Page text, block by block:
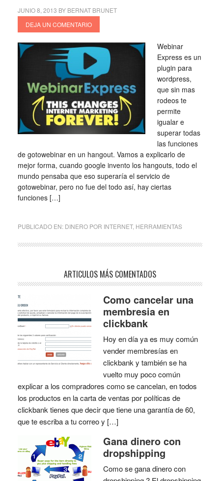
JUNIO 8, 2013 BY BERNAT BRUNET
DEJA UN COMENTARIO
Webinar
Express es un
plugin para
wordpress,
que sin mas
rodeos te
permite
igualar e
superar todas
las funciones
de gotowebinar en un hangout. Vamos a explicarlo de
mejor forma, cuando google invento los hangouts, todo el
mundo pensaba que eso superaría el servicio de
gotowebinar, pero no fue del todo así, hay ciertas
funciones […]
PUBLICADO EN: DINERO POR INTERNET, HERRAMIENTAS
ARTICULOS MÁS COMENTADOS
Como cancelar una
membresia en
clickbank
Hoy en día ya es muy común
vender membresías en
clickbank y también se ha
vuelto muy poco común
explicar a los compradores como se cancelan, en todos
los productos en la carta de ventas por políticas de
clickbank tienes que decir que tiene una garantía de 60,
que te escriba a tu correo y […]
Gana dinero con
dropshipping
Como se gana dinero con